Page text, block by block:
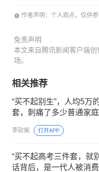
作者声明：个人观点，仅供
免责声明
本文来自腾讯新闻客户端
场。
相关推荐
“买不起别生”，人均5万
套，刺痛了多少普通家
李砍柴 打开APP
“买不起高考三件套，就
话背后，是一代人被消